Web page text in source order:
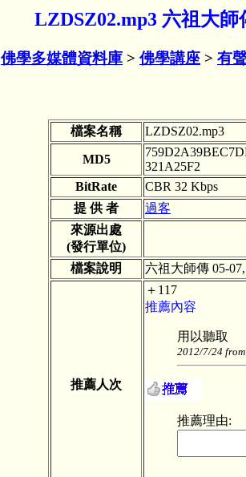
LZDSZ02.mp3 六祖大師
佛學多媒體資料庫 > 佛學講座 > 有
檔案名稱 LZDSZ02.mp3
MD5
321A25F2
BitRate
CBR 32 Kbps
提 供 者
過客
來源出處
(發行單位)
檔案說明
六祖大師傳 05-
推薦人次
＋117
推薦內容
用以聽取
2012/7/24
推薦理由: